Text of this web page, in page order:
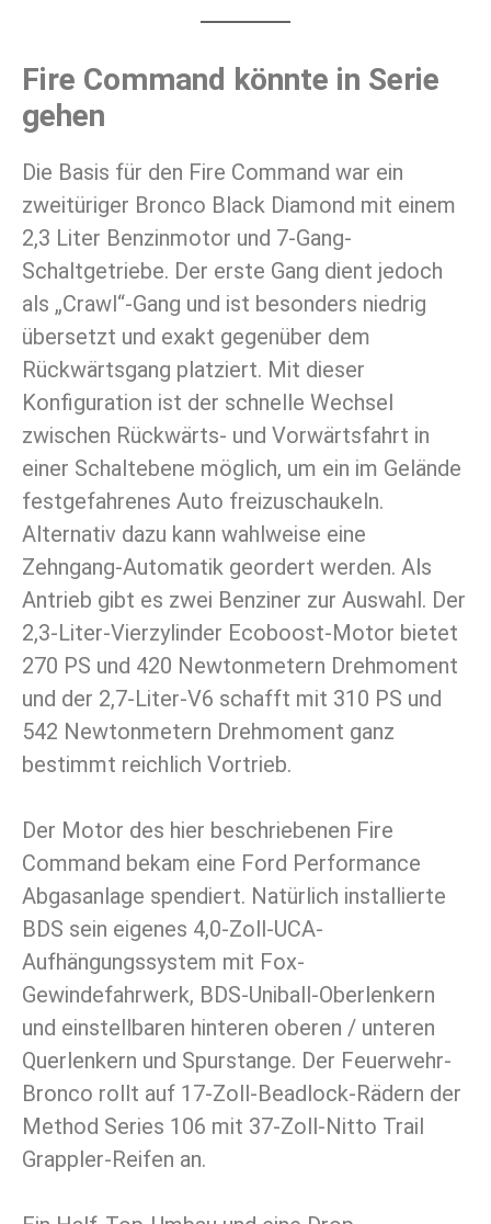
Fire Command könnte in Serie
gehen
Die Basis für den Fire Command war ein
zweitüriger Bronco Black Diamond mit einem
2,3 Liter Benzinmotor und 7-Gang-
Schaltgetriebe. Der erste Gang dient jedoch
als „Crawl“-Gang und ist besonders niedrig
übersetzt und exakt gegenüber dem
Rückwärtsgang platziert. Mit dieser
Konfiguration ist der schnelle Wechsel
zwischen Rückwärts- und Vorwärtsfahrt in
einer Schaltebene möglich, um ein im Gelände
festgefahrenes Auto freizuschaukeln.
Alternativ dazu kann wahlweise eine
Zehngang-Automatik geordert werden. Als
Antrieb gibt es zwei Benziner zur Auswahl. Der
2,3-Liter-Vierzylinder Ecoboost-Motor bietet
270 PS und 420 Newtonmetern Drehmoment
und der 2,7-Liter-V6 schafft mit 310 PS und
542 Newtonmetern Drehmoment ganz
bestimmt reichlich Vortrieb.
Der Motor des hier beschriebenen Fire
Command bekam eine Ford Performance
Abgasanlage spendiert. Natürlich installierte
BDS sein eigenes 4,0-Zoll-UCA-
Aufhängungssystem mit Fox-
Gewindefahrwerk, BDS-Uniball-Oberlenkern
und einstellbaren hinteren oberen / unteren
Querlenkern und Spurstange. Der Feuerwehr-
Bronco rollt auf 17-Zoll-Beadlock-Rädern der
Method Series 106 mit 37-Zoll-Nitto Trail
Grappler-Reifen an.